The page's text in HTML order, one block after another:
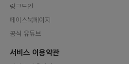
링크드인
페이스북페이지
공식 유튜브
서비스 이용약관